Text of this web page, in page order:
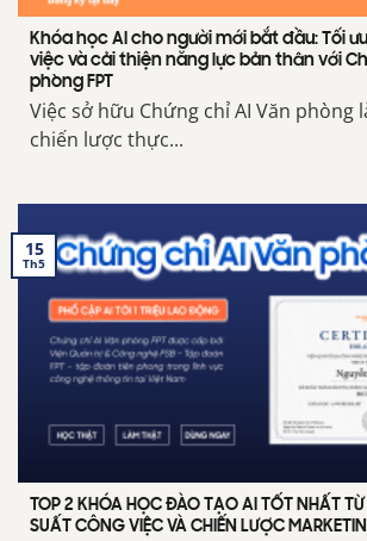
Khóa học AI cho người mới bắt đầu: Tối
việc và cải thiện năng lực bản thân với
phòng FPT
Việc sở hữu Chứng chỉ AI Văn phòng
chiến lược thực...
TOP 2 KHÓA HỌC ĐÀO TẠO AI TỐT NHẤT TỪ
SUẤT CÔNG VIỆC VÀ CHIẾN LƯỢC
15
Th5